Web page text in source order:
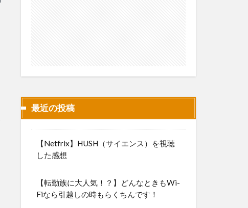
最近の投稿
【Netfrix】HUSH（サイエンス）を視聴
した感想
【転勤族に大人気！？】どんなときもWi-
Fiなら引越しの時もらくちんです！